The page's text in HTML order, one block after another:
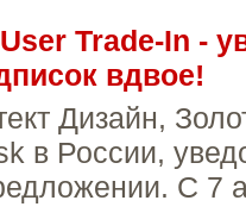
Trade-In -
вдвое!
Дизайн,
в России,
С 7